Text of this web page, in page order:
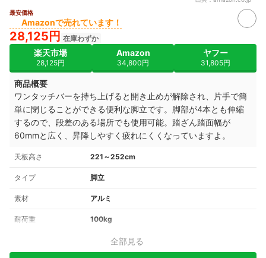
最安価格
Amazonで売れています！
28,125円 在庫わずか
楽天市場
28,125円
Amazon
34,800円
ヤフー
31,805円
商品概要
ワンタッチバーを持ち上げると開き止めが解除され、片手で簡
単に閉じることができる便利な脚立です。脚部が4本とも伸縮
するので、段差のある場所でも使用可能。踏ざん踏面幅が
60mmと広く、昇降しやすく疲れにくくなっていますよ。
天板高さ 221～252cm
タイプ 脚立
素材 アルミ
耐荷重 100kg
全部見る